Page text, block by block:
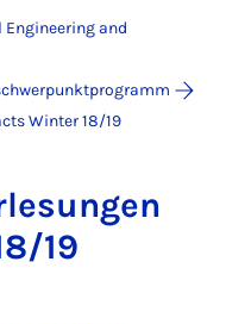
Engineering and
Winter 18/19
19